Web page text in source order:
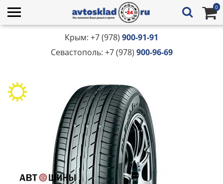
0
Крым: +7 (978) 900-91-91
Севастополь: +7 (978) 900-96-69